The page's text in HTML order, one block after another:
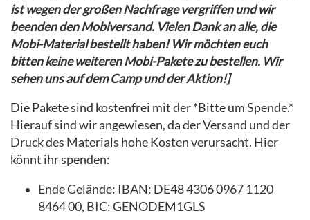
ist wegen der großen Nachfrage vergriffen und wir
beenden den Mobiversand. Vielen Dank an alle, die
Mobi-Material bestellt haben! Wir möchten euch
bitten keine weiteren Mobi-Pakete zu bestellen. Wir
sehen uns auf dem Camp und der Aktion!]
Die Pakete sind kostenfrei mit der *Bitte um Spende.*
Hierauf sind wir angewiesen, da der Versand und der
Druck des Materials hohe Kosten verursacht. Hier
könnt ihr spenden:
Ende Gelände: IBAN: DE48 4306 0967 1120
8464 00, BIC: GENODEM1GLS